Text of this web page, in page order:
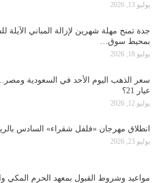
يوليو 13, 2026
جدة تمنح مهلة شهرين لإزالة المباني الآيلة
بمحيط سوق…
يوليو 18, 2026
سعر الذهب اليوم الأحد في السعودية
عيار 21؟
يوليو 12, 2026
انطلاق مهرجان «فلفل شقراء» السادس
يوليو 23, 2026
مواعيد وشروط القبول بمعهد الحرم المكي